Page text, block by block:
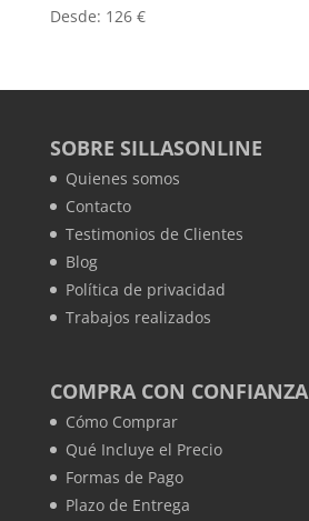
Desde: 126 €
SOBRE SILLASONLINE
Quienes somos
Contacto
Testimonios de Clientes
Blog
Política de privacidad
Trabajos realizados
COMPRA CON CONFIANZA
Cómo Comprar
Qué Incluye el Precio
Formas de Pago
Plazo de Entrega